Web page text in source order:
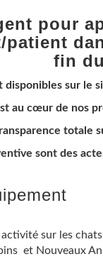
pour
fin
sur le
au cœur de nos
totale
sont des
sur les
et Nouveaux